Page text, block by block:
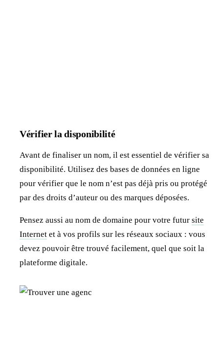
Vérifier la disponibilité
Avant de finaliser un nom, il est essentiel de vérifier sa
disponibilité. Utilisez des bases de données en ligne
pour vérifier que le nom n’est pas déjà pris ou protégé
par des droits d’auteur ou des marques déposées.
Pensez aussi au nom de domaine pour votre futur site
Internet et à vos profils sur les réseaux sociaux : vous
devez pouvoir être trouvé facilement, quel que soit la
plateforme digitale.